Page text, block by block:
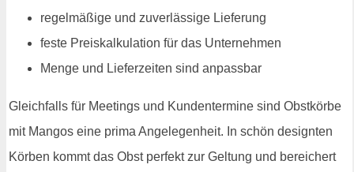
regelmäßige und zuverlässige Lieferung
feste Preiskalkulation für das Unternehmen
Menge und Lieferzeiten sind anpassbar
Gleichfalls für Meetings und Kundentermine sind Obstkörbe
mit Mangos eine prima Angelegenheit. In schön designten
Körben kommt das Obst perfekt zur Geltung und bereichert